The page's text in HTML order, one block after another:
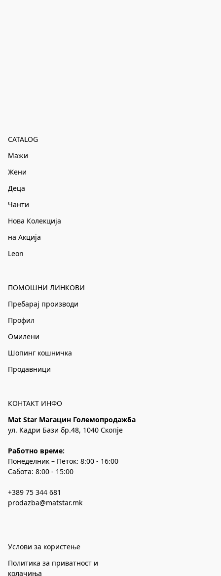
CATALOG
Мажи
Жени
Деца
Чанти
Нова Колекција
на Акција
Leon
ПОМОШНИ ЛИНКОВИ
Пребарај производи
Профил
Омилени
Шопинг кошничка
Продавници
КОНТАКТ ИНФО
Mat Star Магацин Големопродажба
ул. Кадри Бази бр.48, 1040 Скопје
Работно време:
Понеделник – Петок: 8:00 - 16:00
Сабота: 8:00 - 15:00
+389 75 344 681
prodazba@matstar.mk
Услови за користење
Политика за приватност и
колачиња